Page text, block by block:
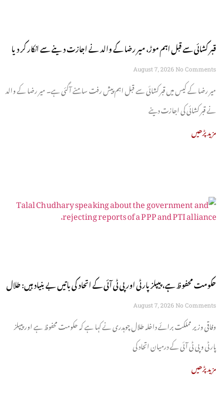
قبر کشائی سے قبل اہم موڑ، میر رضا کے والد نے اجازت دینے سے انکار کر دیا
August 7, 2026 No Comments
میر رضا کے کیس میں قبر کشائی سے قبل اہم پیش رفت سامنے آگئی ہے۔ میر رضا کے والد
نے قبر کشائی کی اجازت دینے
مزید پڑھیں
حکومت محفوظ ہے، پیپلز پارٹی اور پی ٹی آئی کے اتحاد کی باتیں بے بنیاد ہیں: طلال
چوہدری
August 7, 2026 No Comments
وفاقی وزیر مملکت برائے داخلہ طلال چوہدری نے کہا ہے کہ حکومت محفوظ ہے اور پیپلز
پارٹی و پی ٹی آئی کے درمیان اتحاد کی
مزید پڑھیں